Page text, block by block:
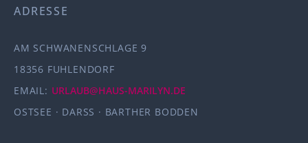
ADRESSE
AM SCHWANENSCHLAGE 9
18356 FUHLENDORF
EMAIL: URLAUB@HAUS-MARILYN.DE
OSTSEE · DARSS · BARTHER BODDEN